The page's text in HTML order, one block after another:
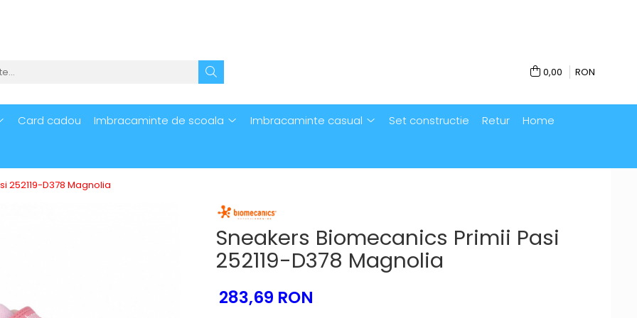
0,00 RON
Card cadou Imbracaminte de scoala Imbracaminte casual Set constructie Retur Home
252119-D378 Magnolia
Sneakers Biomecanics Primii Pasi
252119-D378 Magnolia
283,69 RON